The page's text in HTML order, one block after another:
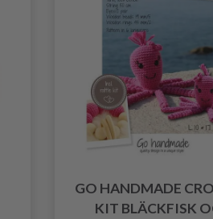
GO HANDMADE
KIT BLÄCKFISK